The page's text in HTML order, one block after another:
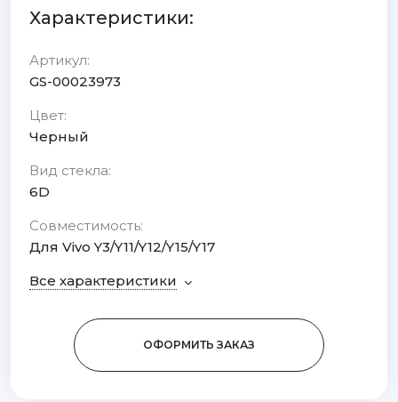
Характеристики:
Артикул:
GS-00023973
Цвет:
Черный
Вид стекла:
6D
Совместимость:
Для Vivo Y3/Y11/Y12/Y15/Y17
Все характеристики
ОФОРМИТЬ ЗАКАЗ